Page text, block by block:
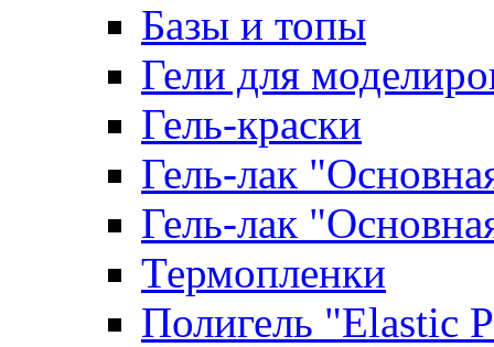
Базы и топы
Гели для
Гель-краски
Гель-лак
Гель-лак
Термопленки
Полигель "Elastic